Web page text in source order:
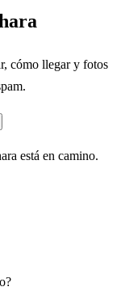
cómo llegar y fotos
está en camino.